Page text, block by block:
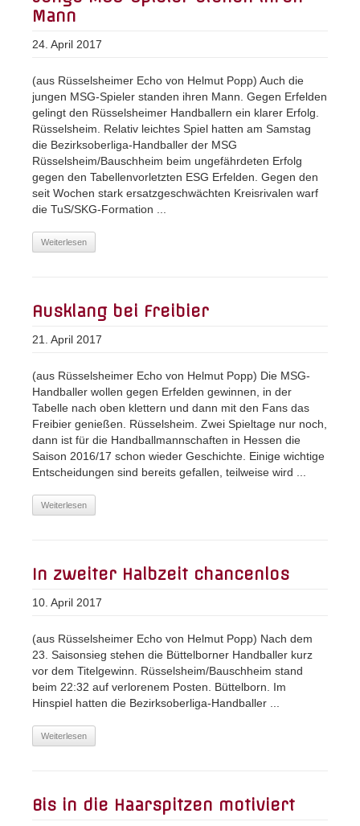
Mann
24. April 2017
(aus Rüsselsheimer Echo von Helmut Popp) Auch die
jungen MSG-Spieler standen ihren Mann. Gegen Erfelden
gelingt den Rüsselsheimer Handballern ein klarer Erfolg.
Rüsselsheim. Relativ leichtes Spiel hatten am Samstag
die Bezirksoberliga-Handballer der MSG
Rüsselsheim/Bauschheim beim ungefährdeten Erfolg
gegen den Tabellenvorletzten ESG Erfelden. Gegen den
seit Wochen stark ersatzgeschwächten Kreisrivalen warf
die TuS/SKG-Formation ...
Weiterlesen
Ausklang bei Freibier
21. April 2017
(aus Rüsselsheimer Echo von Helmut Popp) Die MSG-
Handballer wollen gegen Erfelden gewinnen, in der
Tabelle nach oben klettern und dann mit den Fans das
Freibier genießen. Rüsselsheim. Zwei Spieltage nur noch,
dann ist für die Handballmannschaften in Hessen die
Saison 2016/17 schon wieder Geschichte. Einige wichtige
Entscheidungen sind bereits gefallen, teilweise wird ...
Weiterlesen
In zweiter Halbzeit chancenlos
10. April 2017
(aus Rüsselsheimer Echo von Helmut Popp) Nach dem
23. Saisonsieg stehen die Büttelborner Handballer kurz
vor dem Titelgewinn. Rüsselsheim/Bauschheim stand
beim 22:32 auf verlorenem Posten. Büttelborn. Im
Hinspiel hatten die Bezirksoberliga-Handballer ...
Weiterlesen
Bis in die Haarspitzen motiviert